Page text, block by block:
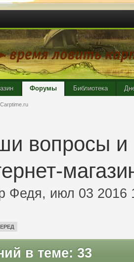
Форумы Библиотека
Carptime.ru
вопросы и
Федя, июл 03 2016
в теме: 33